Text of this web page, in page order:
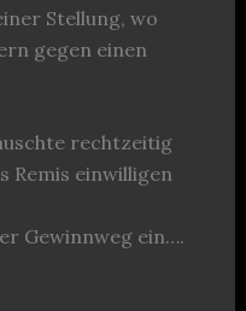
Stellung, wo
gegen einen
rechtzeitig
Remis einwilligen
Gewinnweg ein….